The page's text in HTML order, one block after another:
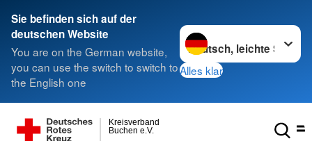
Sie befinden sich auf der
deutschen Website
You are on the German website,
you can use the switch to switch to
the English one
Sprache wechseln zu
Alles klar
Buchen e.V.
Kreisverband